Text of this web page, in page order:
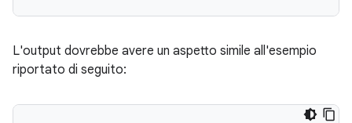
L'output dovrebbe avere un aspetto simile all'esempio
riportato di seguito: